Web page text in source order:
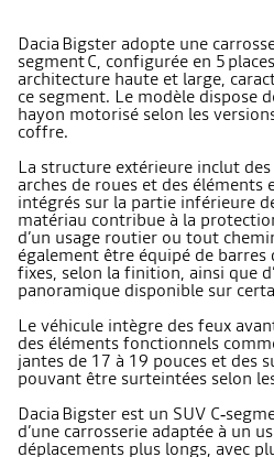
Dacia Bigster adopte une
segment C, configurée en 5
architecture haute et large,
ce segment. Le modèle dispose
hayon motorisé selon les
coffre.
La structure extérieure inclut
arches de roues et des
intégrés sur la partie inférieure
matériau contribue à la
d’un usage routier ou tout
également être équipé de
fixes, selon la finition, ainsi que
panoramique disponible sur
Le véhicule intègre des feux
des éléments fonctionnels
jantes de 17 à 19 pouces et des
pouvant être surteintées selon
Dacia Bigster est un SUV
d’une carrosserie adaptée à un
déplacements plus longs, avec